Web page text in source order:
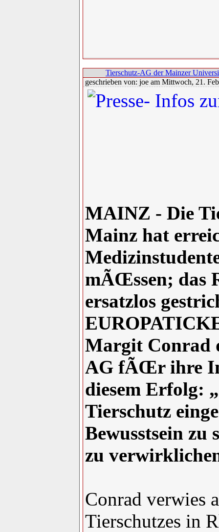
Tierschutz-AG der Mainzer
geschrieben von: joe am Mittwoch, 21.
MAINZ - Die
Mainz hat
mÃŒssen; das
ersatzlos
Margit Conrad
AG fÃŒr ihre
diesem Erfolg:
Tierschutz
Bewusstsein zu
zu
Conrad verwies
Tierschutzes in